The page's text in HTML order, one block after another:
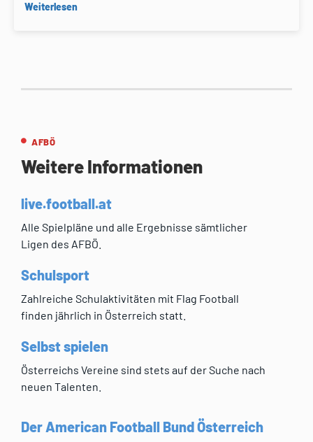
Weiterlesen
AFBÖ
Weitere Informationen
live.football.at
Alle Spielpläne und alle Ergebnisse sämtlicher
Ligen des AFBÖ.
Schulsport
Zahlreiche Schulaktivitäten mit Flag Football
finden jährlich in Österreich statt.
Selbst spielen
Österreichs Vereine sind stets auf der Suche nach
neuen Talenten.
Der American Football Bund Österreich